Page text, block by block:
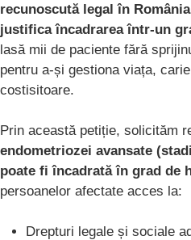
recunoscută legal în
justifica încadrarea într-un
lasă mii de paciente fără
pentru a-și gestiona viața,
costisitoare.
Prin această petiție, solicităm
endometriozei avansate
poate fi încadrată în grad de
persoanelor afectate acces la:
Drepturi legale și sociale